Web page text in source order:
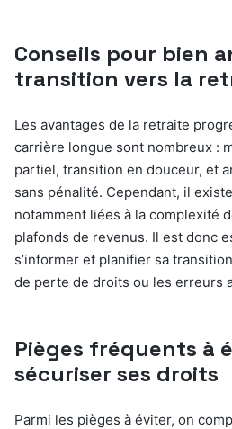
Conseils pour bien
transition vers la
Les avantages de la retraite
carrière longue sont nombreux :
partiel, transition en douceur, et
sans pénalité. Cependant, il
notamment liées à la complexité
plafonds de revenus. Il est donc
s’informer et planifier sa
de perte de droits ou les erreurs
Pièges fréquents à
sécuriser ses droits
Parmi les pièges à éviter, on